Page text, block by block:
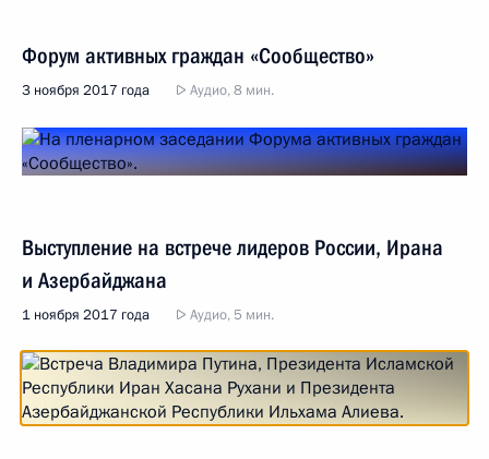
Форум активных граждан «Сообщество»
3 ноября 2017 года Аудио, 8 мин.
Выступление на встрече лидеров России, Ирана
и Азербайджана
1 ноября 2017 года Аудио, 5 мин.